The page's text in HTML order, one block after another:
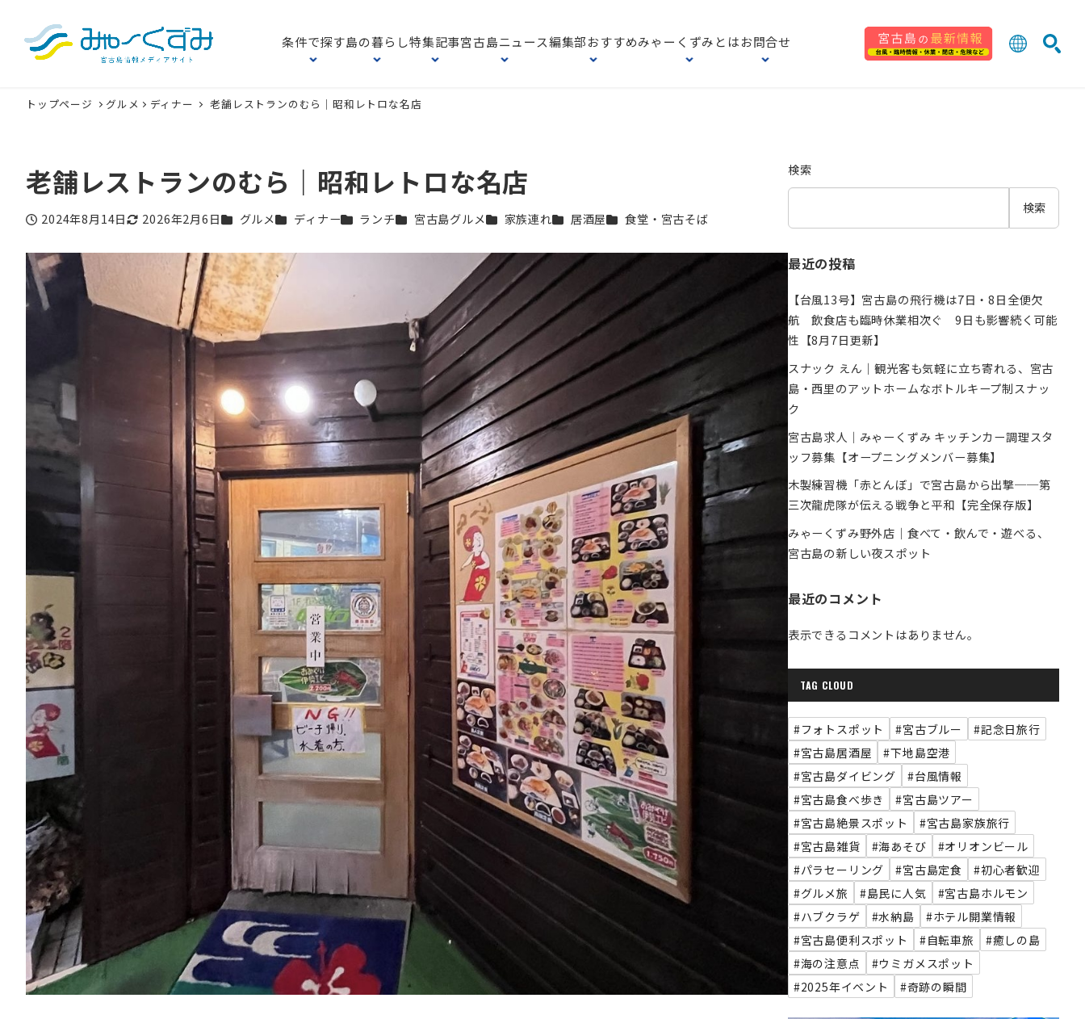
条件で探す島の暮らし特集記事宮古島ニュース編集部おすすめみゃーくずみとはお問合せ
トップページ グルメ ディナー 老舗レストランのむら｜昭和レトロな名店
老舗レストランのむら｜昭和レトロな名店
投稿日
2024年8月14日
更新日
2026年2月6日カテゴリー
グルメカテゴリー
ディナーカテゴリー
ランチカテゴリー
宮古島グルメカテゴリー
家族連れカテゴリー
居酒屋カテゴリー
食堂・宮古そば
検索
検索
最近の投稿
【台風13号】宮古島の飛行機は7日・8日全便欠
航 飲食店も臨時休業相次ぐ 9日も影響続く可能
性【8月7日更新】
スナック えん｜観光客も気軽に立ち寄れる、宮古
島・西里のアットホームなボトルキープ制スナッ
ク
宮古島求人｜みゃーくずみ キッチンカー調理スタ
ッフ募集【オープニングメンバー募集】
木製練習機「赤とんぼ」で宮古島から出撃──第
三次龍虎隊が伝える戦争と平和【完全保存版】
みゃーくずみ野外店｜食べて・飲んで・遊べる、
宮古島の新しい夜スポット
最近のコメント
表示できるコメントはありません。
TAG CLOUD
#フォトスポット #宮古ブルー
#記念日旅行
#宮古島居酒屋
#下地島空港
#宮古島ダイビング
#台風情報
#宮古島食べ歩き
#宮古島ツアー
#宮古島絶景スポット
#宮古島家族旅行
#宮古島雑貨
#海あそび
#オリオンビール
#パラセーリング
#宮古島定食
#初心者歓迎
#グルメ旅
#島民に人気
#宮古島ホルモン
#ハブクラゲ
#水納島
#ホテル開業情報
#宮古島便利スポット
#自転車旅
#癒しの島
#海の注意点
#ウミガメスポット
#2025年イベント
#奇跡の瞬間